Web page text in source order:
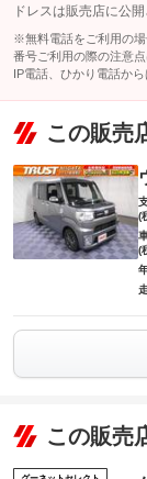
ドレスは販売店に公開
※無料電話をご利用の
番号ご利用の際の注意点
IP電話、ひかり電話か
この販売
(
(
この販売